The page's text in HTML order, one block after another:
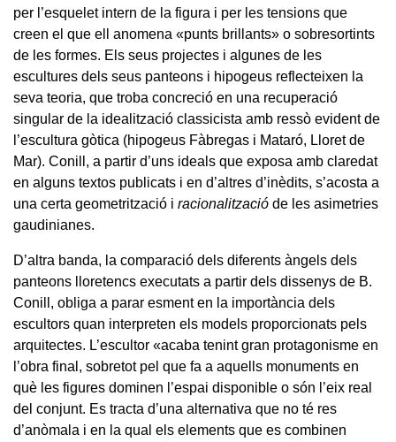
per l’esquelet intern de la figura i per les tensions que
creen el que ell anomena «punts brillants» o sobresortints
de les formes. Els seus projectes i algunes de les
escultures dels seus panteons i hipogeus reflecteixen la
seva teoria, que troba concreció en una recuperació
singular de la idealització classicista amb ressò evident de
l’escultura gòtica (hipogeus Fàbregas i Mataró, Lloret de
Mar). Conill, a partir d’uns ideals que exposa amb claredat
en alguns textos publicats i en d’altres d’inèdits, s’acosta a
una certa geometrització i racionalització de les asimetries
gaudinianes.
D’altra banda, la comparació dels diferents àngels dels
panteons lloretencs executats a partir dels dissenys de B.
Conill, obliga a parar esment en la importància dels
escultors quan interpreten els models proporcionats pels
arquitectes. L’escultor «acaba tenint gran protagonisme en
l’obra final, sobretot pel que fa a aquells monuments en
què les figures dominen l’espai disponible o són l’eix real
del conjunt. Es tracta d’una alternativa que no té res
d’anòmala i en la qual els elements que es combinen